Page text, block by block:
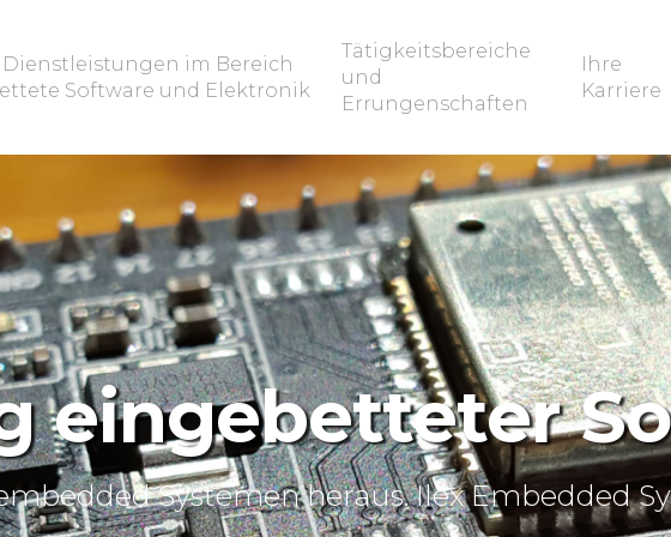
Dienstleistungen im Bereich
Software und Elektronik
Tätigkeitsbereiche
und
Errungenschaften
Ihre
Karriere
eingebetteter
Systemen heraus. Ilex Embedded